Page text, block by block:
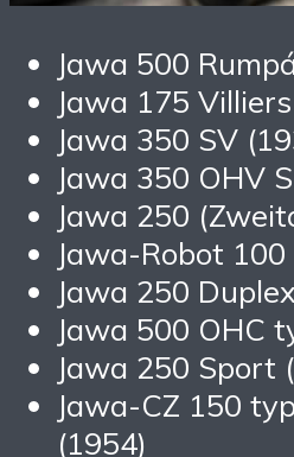
Jawa 500
Jawa 175
Jawa 350 SV
Jawa 350 OHV
Jawa 250
Jawa-Robot 100
Jawa 250
Jawa 500 OHC
Jawa 250 Sport
Jawa-CZ 150
(1954)